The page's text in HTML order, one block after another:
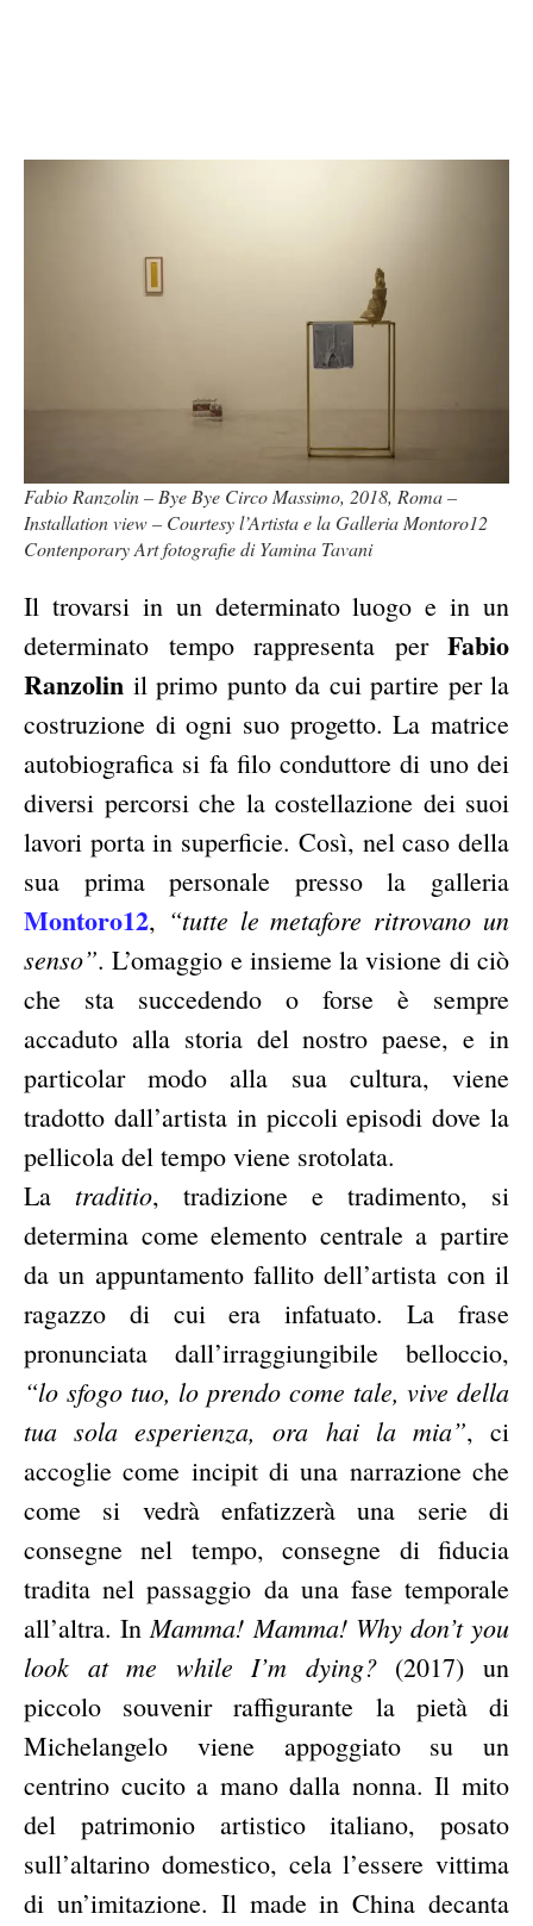
Fabio Ranzolin – Bye Bye Circo Massimo, 2018, Roma –
Installation view – Courtesy l’Artista e la Galleria Montoro12
Contenporary Art fotografie di Yamina Tavani
Il trovarsi in un determinato luogo e in un
determinato tempo rappresenta per Fabio
Ranzolin il primo punto da cui partire per la
costruzione di ogni suo progetto. La matrice
autobiografica si fa filo conduttore di uno dei
diversi percorsi che la costellazione dei suoi
lavori porta in superficie. Così, nel caso della
sua prima personale presso la galleria
Montoro12, “tutte le metafore ritrovano un
senso”. L’omaggio e insieme la visione di ciò
che sta succedendo o forse è sempre
accaduto alla storia del nostro paese, e in
particolar modo alla sua cultura, viene
tradotto dall’artista in piccoli episodi dove la
pellicola del tempo viene srotolata.
La traditio, tradizione e tradimento, si
determina come elemento centrale a partire
da un appuntamento fallito dell’artista con il
ragazzo di cui era infatuato. La frase
pronunciata dall’irraggiungibile belloccio,
“lo sfogo tuo, lo prendo come tale, vive della
tua sola esperienza, ora hai la mia”, ci
accoglie come incipit di una narrazione che
come si vedrà enfatizzerà una serie di
consegne nel tempo, consegne di fiducia
tradita nel passaggio da una fase temporale
all’altra. In Mamma! Mamma! Why don’t you
look at me while I’m dying?(2017) un
piccolo souvenir raffigurante la pietà di
Michelangelo viene appoggiato su un
centrino cucito a mano dalla nonna. Il mito
del patrimonio artistico italiano, posato
sull’altarino domestico, cela l’essere vittima
di un’imitazione. Il made in China decanta